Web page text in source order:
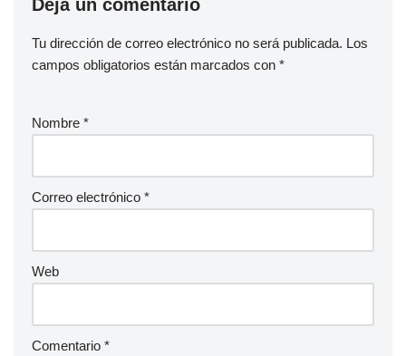
Deja un comentario
Tu dirección de correo electrónico no será publicada. Los
campos obligatorios están marcados con *
Nombre *
Correo electrónico *
Web
Comentario *